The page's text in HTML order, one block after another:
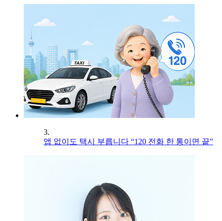
3.
앱 없이도 택시 부릅니다 “120 전화 한 통이면 끝”